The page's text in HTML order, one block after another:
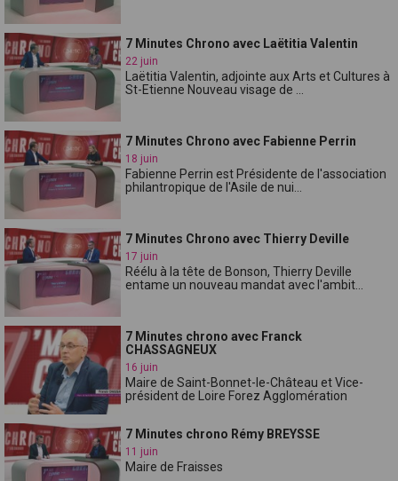
7 Minutes Chrono avec Laëtitia Valentin
22 juin
Laëtitia Valentin, adjointe aux Arts et Cultures à
St-Etienne Nouveau visage de ...
7 Minutes Chrono avec Fabienne Perrin
18 juin
Fabienne Perrin est Présidente de l'association
philantropique de l'Asile de nui...
7 Minutes Chrono avec Thierry Deville
17 juin
Réélu à la tête de Bonson, Thierry Deville
entame un nouveau mandat avec l'ambit...
7 Minutes chrono avec Franck
CHASSAGNEUX
16 juin
Maire de Saint-Bonnet-le-Château et Vice-
président de Loire Forez Agglomération
7 Minutes chrono Rémy BREYSSE
11 juin
Maire de Fraisses